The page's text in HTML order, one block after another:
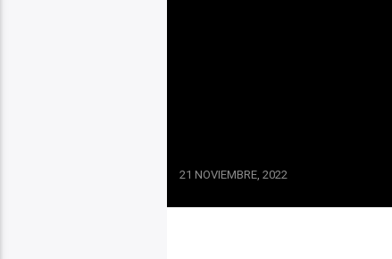
21 NOVIEMBRE, 2022